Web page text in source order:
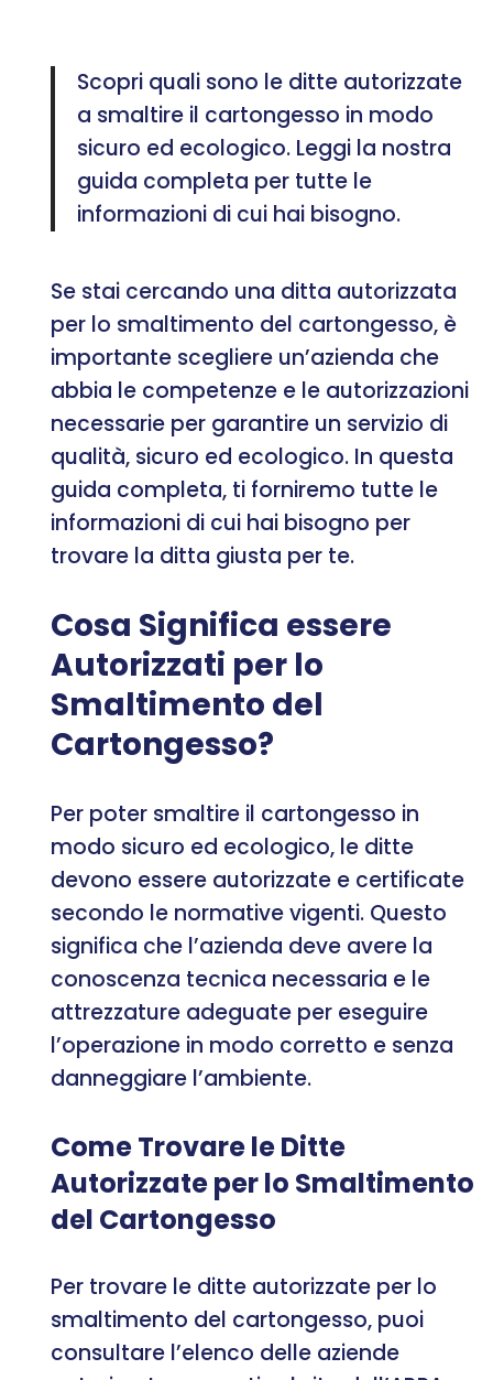
Scopri quali sono le ditte autorizzate
a smaltire il cartongesso in modo
sicuro ed ecologico. Leggi la nostra
guida completa per tutte le
informazioni di cui hai bisogno.
Se stai cercando una ditta autorizzata
per lo smaltimento del cartongesso, è
importante scegliere un’azienda che
abbia le competenze e le autorizzazioni
necessarie per garantire un servizio di
qualità, sicuro ed ecologico. In questa
guida completa, ti forniremo tutte le
informazioni di cui hai bisogno per
trovare la ditta giusta per te.
Cosa Significa essere
Autorizzati per lo
Smaltimento del
Cartongesso?
Per poter smaltire il cartongesso in
modo sicuro ed ecologico, le ditte
devono essere autorizzate e certificate
secondo le normative vigenti. Questo
significa che l’azienda deve avere la
conoscenza tecnica necessaria e le
attrezzature adeguate per eseguire
l’operazione in modo corretto e senza
danneggiare l’ambiente.
Come Trovare le Ditte
Autorizzate per lo Smaltimento
del Cartongesso
Per trovare le ditte autorizzate per lo
smaltimento del cartongesso, puoi
consultare l’elenco delle aziende